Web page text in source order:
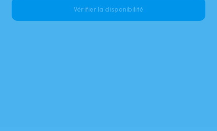
Vérifier la disponibilité